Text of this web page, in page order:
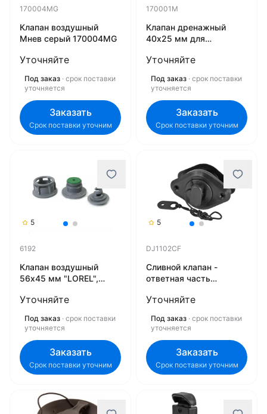
170004MG
Клапан воздушный
Мнев серый 170004MG
Уточняйте
Под заказ · срок поставки
уточняется
Заказать
Срок поставки уточним
170001M
Клапан дренажный
40х25 мм для
170001M
Уточняйте
Под заказ · срок поставки
уточняется
Заказать
Срок поставки уточним
5
6192
Клапан воздушный
56х45 мм "LOREL",
Уточняйте
Под заказ · срок поставки
уточняется
Заказать
Срок поставки уточним
5
DJ1102СF
Сливной клапан -
ответная часть
Уточняйте
Под заказ · срок поставки
уточняется
Заказать
Срок поставки уточним